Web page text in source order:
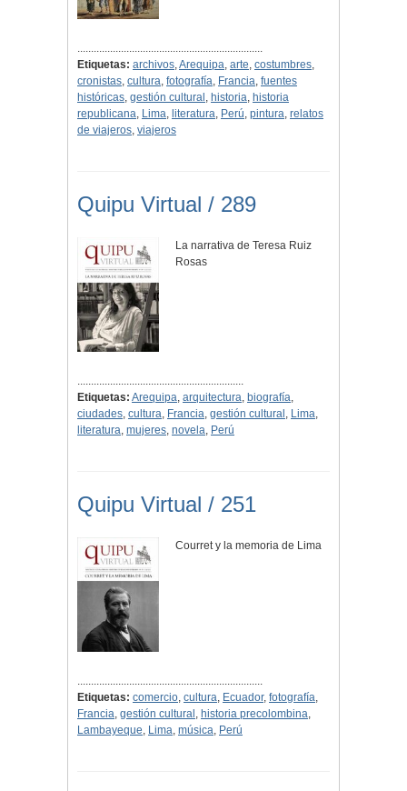
....................................................................
Etiquetas: archivos,Arequipa, arte, costumbres,
cronistas, cultura, fotografía, Francia, fuentes
históricas, gestión cultural , historia, historia
republicana, Lima, literatura, Perú, pintura, relatos
de viajeros, viajeros
Quipu Virtual / 289
La narrativa de Teresa Ruiz
Rosas
.............................................................
Etiquetas: Arequipa, arquitectura, biografía,
ciudades, cultura, Francia, gestión cultural , Lima,
literatura, mujeres, novela, Perú
Quipu Virtual / 251
Courret y la memoria de Lima
....................................................................
Etiquetas: comercio, cultura, Ecuador, fotografía,
Francia, gestión cultural , historia precolombina,
Lambayeque, Lima, música, Perú